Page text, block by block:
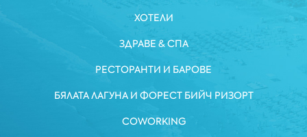
ХОТЕЛИ
ЗДРАВЕ & СПА
РЕСТОРАНТИ И БАРОВЕ
БЯЛАТА ЛАГУНА И ФОРЕСТ БИЙЧ РИЗОРТ
COWORKING